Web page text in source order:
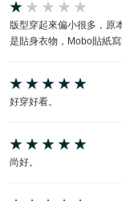
版型穿起來偏小很多，原
是貼身衣物，Mobo貼紙寫
好穿好看。
尚好。